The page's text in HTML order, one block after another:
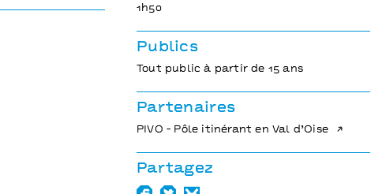
1h50
Publics
Tout public à partir de 15 ans
Partenaires
PIVO - Pôle itinérant en Val d’Oise
Partagez